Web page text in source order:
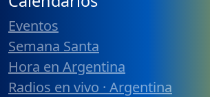
Eventos
Semana Santa
Hora en Argentina
Radios en vivo · Argentina